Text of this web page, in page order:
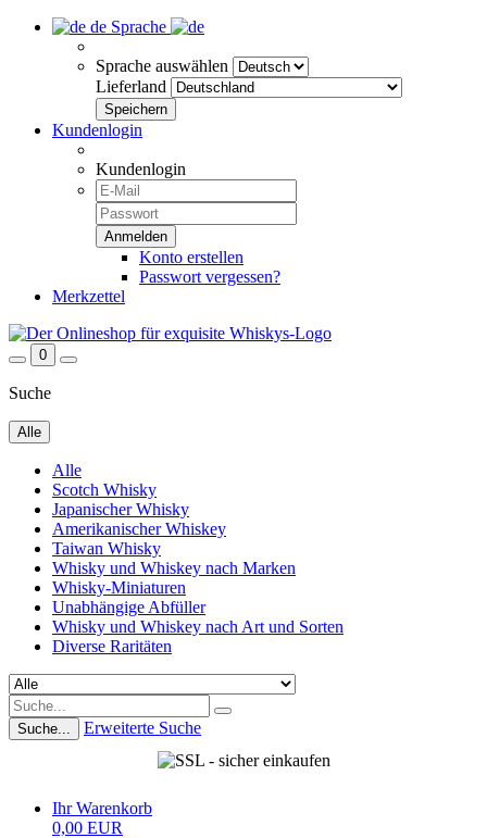
de Sprache
Sprache auswählen
Lieferland
Kundenlogin
Kundenlogin
Konto erstellen
Passwort vergessen?
Merkzettel
0
Suche
Alle
Alle
Scotch Whisky
Japanischer Whisky
Amerikanischer Whiskey
Taiwan Whisky
Whisky und Whiskey nach Marken
Whisky-Miniaturen
Unabhängige Abfüller
Whisky und Whiskey nach Art und Sorten
Diverse Raritäten
Suche... Erweiterte Suche
Ihr Warenkorb
0,00 EUR